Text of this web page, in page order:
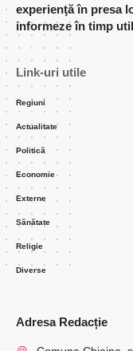
experienţă în presa
informeze în timp
Link-uri utile
Regiuni
Actualitate
Politică
Economie
Externe
Sănătate
Religie
Diverse
Adresa Redacție